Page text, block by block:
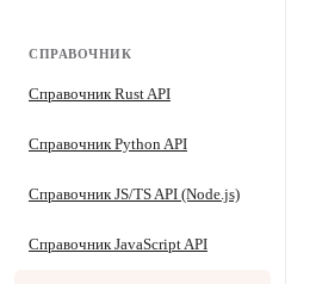
СПРАВОЧНИК
Справочник Rust API
Справочник Python API
Справочник JS/TS API (Node.js)
Справочник JavaScript API